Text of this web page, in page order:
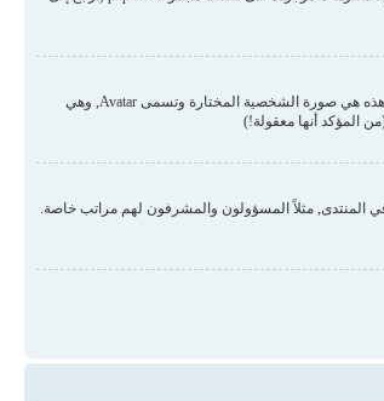
قد تكون هناك صورتان أسفل اسم المستخدم في المواضيع والردود. الأولى هي درجة المستخدم أو الرتبة, عادة ما تكون على شكل نجوم أو نقاط وتمثل عدد المشاركات في المنتدى أو حالتك في المنتدى. أسفل هذه هي صورة الشخصية المختارة وتسمى Avatar, وهي
المؤكد أنها معقولة!)
المنتدى, مثلاً المسؤولون والمشرفون لهم مراتب خاصة.